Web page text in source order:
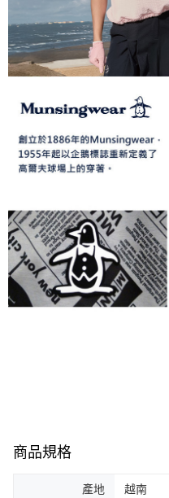
商品規格
產地 越南